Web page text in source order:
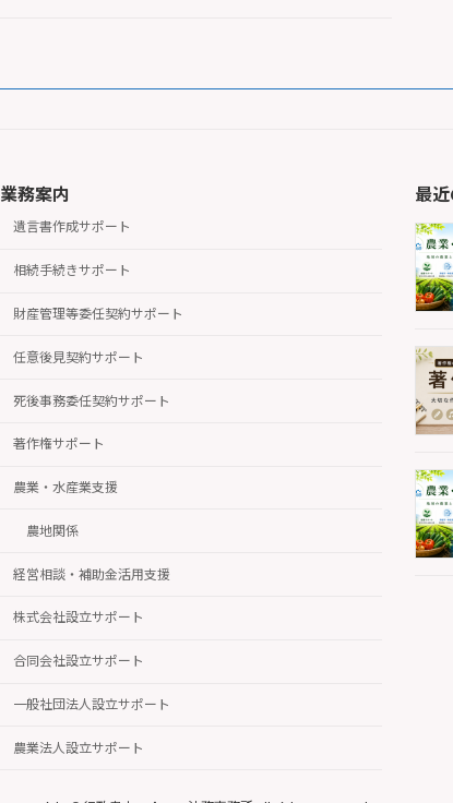
業務案内
遺言書作成サポート
相続手続きサポート
財産管理等委任契約サポート
任意後見契約サポート
死後事務委任契約サポート
著作権サポート
農業・水産業支援
農地関係
経営相談・補助金活用支援
株式会社設立サポート
合同会社設立サポート
一般社団法人設立サポート
農業法人設立サポート
最